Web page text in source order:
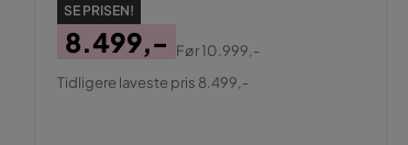
SE PRISEN!
Pris
8.499,-
Original
Før10.999,-
Tidligere laveste pris 8.499,-